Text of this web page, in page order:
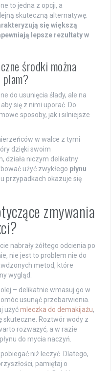
to jedna z opcji, a
skuteczną alternatywę.
się większą
lepsze rezultaty w
środki można
do usunięcia ślady, ale na
się z nimi uporać. Do
sposoby, jak i silniejsze
w walce z tymi
dzięki swoim
działa niczym delikatny
użyć zwykłego płynu
przypadkach okazuje się
zmywania
nabrały żółtego odcienia po
nie jest to problem nie do
metod, które
wygląd.
– delikatnie wmasuj go w
usunąć przebarwienia.
użyćmleczka do demakijażu,
skuteczne. Roztwór wody z
rozważyć, a w razie
do mycia naczyń.
niż leczyć. Dlatego,
pamiętaj o